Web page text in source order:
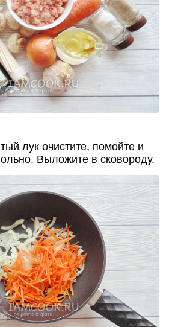
лук очистите, помойте и
Выложите в сковороду.